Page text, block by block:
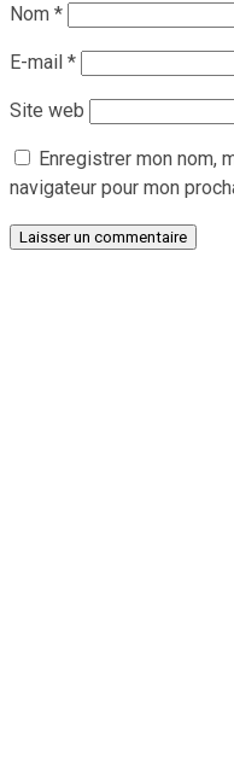
Nom *
E-mail *
Site web
Enregistrer mon nom,
navigateur pour mon